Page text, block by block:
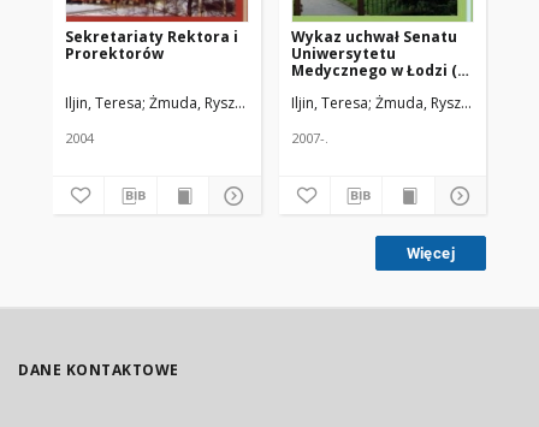
Sekretariaty Rektora i
Prorektorów
Iljin, Teresa Żmuda, Ryszard. Red. nacz.
2004
Wykaz uchwał Senatu
Uniwersytetu
Medycznego w Łodzi (1
Iljin, Teresa Żmuda, Ryszard. Red.
2007-.
Więcej
DANE KONTAKTOWE